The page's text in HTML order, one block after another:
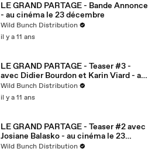
LE GRAND PARTAGE - Bande Annonce
- au cinéma le 23 décembre
Wild Bunch Distribution
il y a 11 ans
LE GRAND PARTAGE - Teaser #3 -
avec Didier Bourdon et Karin Viard - au
cinéma le 23 décembre
Wild Bunch Distribution
il y a 11 ans
LE GRAND PARTAGE - Teaser #2 avec
Josiane Balasko - au cinéma le 23
décembre
Wild Bunch Distribution